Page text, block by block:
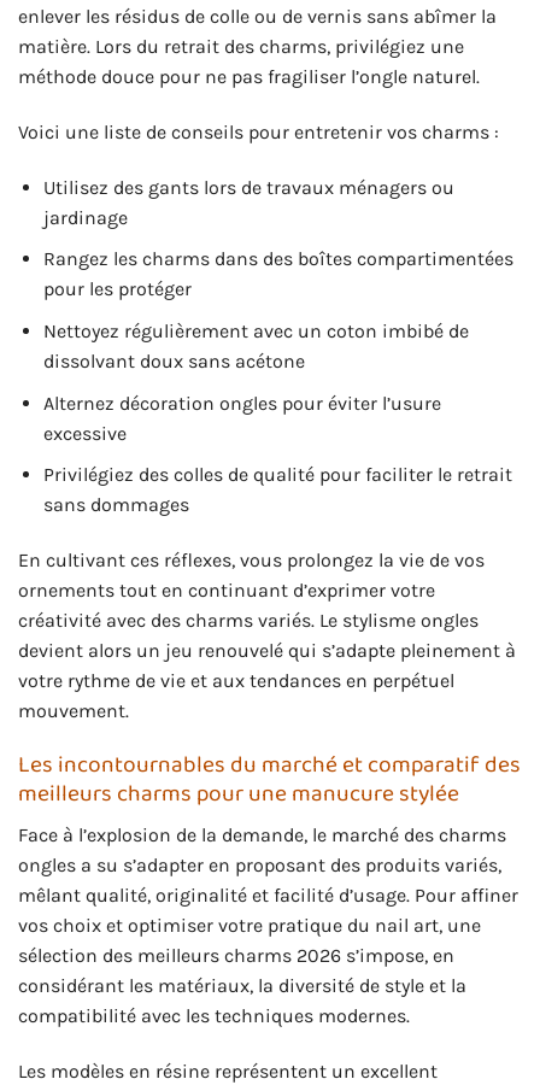
enlever les résidus de colle ou de vernis sans abîmer la
matière. Lors du retrait des charms, privilégiez une
méthode douce pour ne pas fragiliser l’ongle naturel.
Voici une liste de conseils pour entretenir vos charms :
Utilisez des gants lors de travaux ménagers ou
jardinage
Rangez les charms dans des boîtes compartimentées
pour les protéger
Nettoyez régulièrement avec un coton imbibé de
dissolvant doux sans acétone
Alternez décoration ongles pour éviter l’usure
excessive
Privilégiez des colles de qualité pour faciliter le retrait
sans dommages
En cultivant ces réflexes, vous prolongez la vie de vos
ornements tout en continuant d’exprimer votre
créativité avec des charms variés. Le stylisme ongles
devient alors un jeu renouvelé qui s’adapte pleinement à
votre rythme de vie et aux tendances en perpétuel
mouvement.
Les incontournables du marché et comparatif des
meilleurs charms pour une manucure stylée
Face à l’explosion de la demande, le marché des charms
ongles a su s’adapter en proposant des produits variés,
mêlant qualité, originalité et facilité d’usage. Pour affiner
vos choix et optimiser votre pratique du nail art, une
sélection des meilleurs charms 2026 s’impose, en
considérant les matériaux, la diversité de style et la
compatibilité avec les techniques modernes.
Les modèles en résine représentent un excellent